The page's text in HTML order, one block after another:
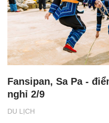
DU LỊCH
Fansipan, Sa Pa -
nghỉ 2/9